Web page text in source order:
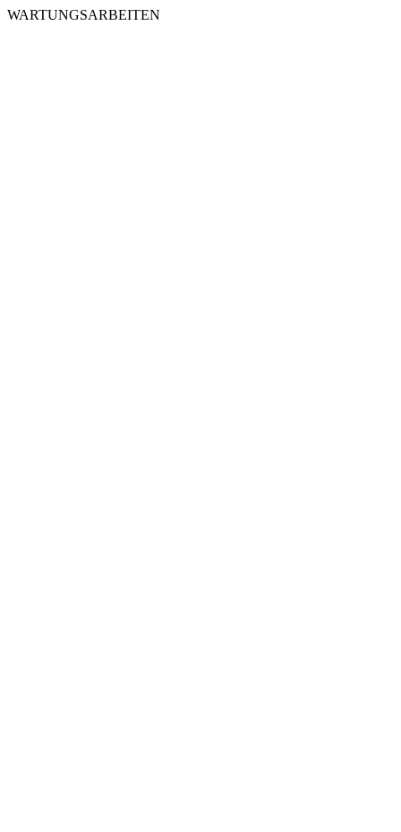
WARTUNGSARBEITEN